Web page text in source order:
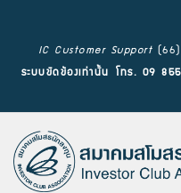
IC Customer Support
ระบบขัดข้องเท่านั้น โทร. 09